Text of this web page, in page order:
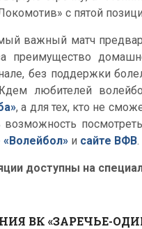
с пятой
важный матч
преимущество
без поддержки
любителей
, а для тех, кто не
возможность
«Волейбол» и сайте ВФВ.
доступны на
ВК «ЗАРЕЧЬЕ-